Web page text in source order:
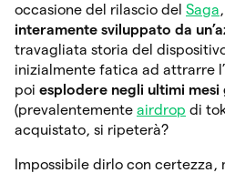
occasione del rilascio del Saga,
interamente sviluppato da
travagliata storia del
inizialmente fatica ad attrarre
poi esplodere negli ultimi
(prevalentemente airdrop di
acquistato, si ripeterà?
Impossibile dirlo con certezza,